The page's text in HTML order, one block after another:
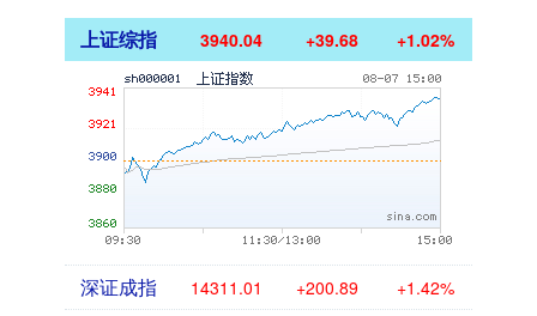
上证综指 3940.04 +39.68 +1.02%
深证成指 14311.01 +200.89 +1.42%